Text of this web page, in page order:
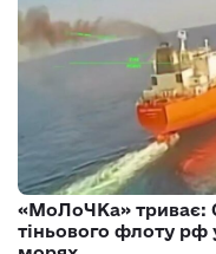
«МоЛоЧКа» триває:
тіньового флоту